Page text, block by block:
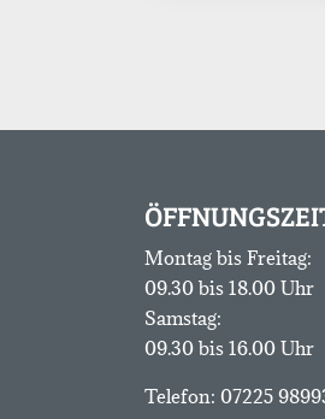
Montag bis Freitag:
09.30 bis 18.00 Uhr
Samstag:
09.30 bis 16.00 Uhr
Telefon:07225